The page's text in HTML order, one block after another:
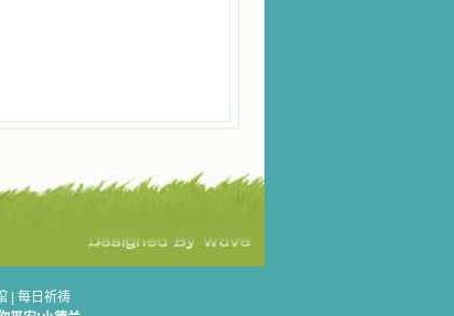
每日祈祷